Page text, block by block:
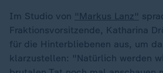
Im Studio von "Markus Lanz"
Fraktionsvorsitzende, Katharina
für die Hinterbliebenen aus, um
klarzustellen: "Natürlich werden